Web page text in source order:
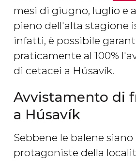
mesi di giugno, luglio e
pieno dell'alta stagione
infatti, è possibile
praticamente al 100%
di cetacei a Húsavík.
Avvistamento di
a Húsavík
Sebbene le balene
protagoniste della